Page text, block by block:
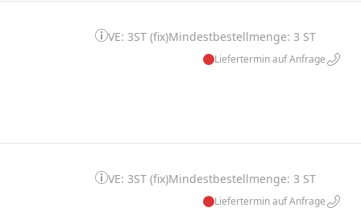
VE: 3ST (fix)Mindestbestellmenge: 3 ST
Liefertermin auf Anfrage
VE: 3ST (fix)Mindestbestellmenge: 3 ST
Liefertermin auf Anfrage